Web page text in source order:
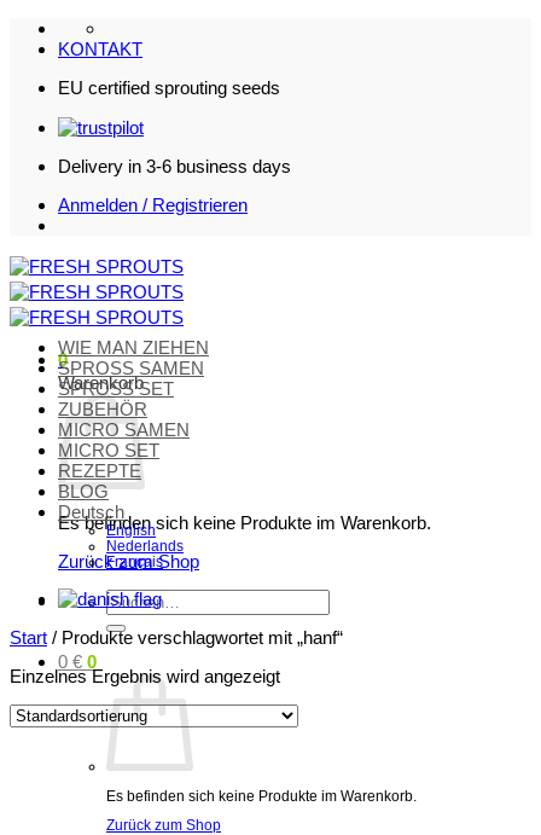
Zum
Inhalt
KONTAKT
EU certified sprouting seeds
Delivery in 3-6 business days
Anmelden / Registrieren
0
Warenkorb
Es befinden sich keine Produkte im Warenkorb.
Zurück zum Shop
Suchen
nach:
0 € 0
Es befinden sich keine Produkte im Warenkorb.
Zurück zum Shop
WIE MAN ZIEHEN
SPROSS SAMEN
SPROSS SET
ZUBEHÖR
MICRO SAMEN
MICRO SET
REZEPTE
BLOG
Deutsch
English
Nederlands
Français
Start / Produkte verschlagwortet mit „hanf“
Einzelnes Ergebnis wird angezeigt